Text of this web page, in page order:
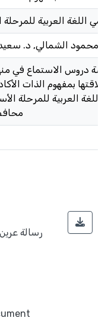
اللغة العربية للمرحلة
محمود الشمالي, د.
دروس الاستماع في
بمفهوم الذات
العربية للمرحلة
رسالة